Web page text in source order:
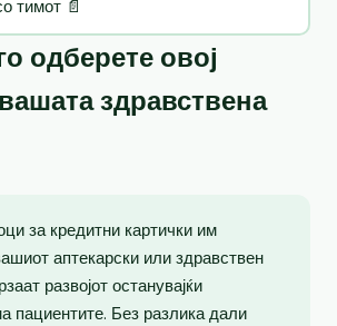
тимот 📄
одберете овој
здравствена
за кредитни картички им
аптекарски или здравствен
развојот останувајќи
пациентите. Без разлика дали